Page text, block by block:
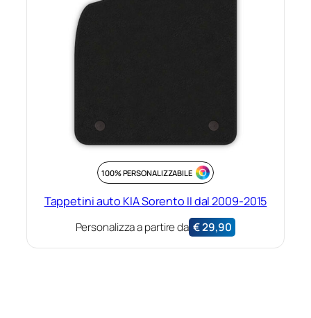
100% PERSONALIZZABILE
Tappetini auto KIA Sorento II dal 2009-2015
Personalizza a partire da €29,90